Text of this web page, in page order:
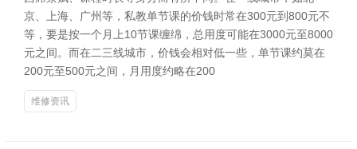
京、上海、广州等，私教单节课的价钱时常在300元到800元不
等，要是按一个月上10节课缠绵，总用度可能在3000元至8000
元之间。而在二三线城市，价钱会相对低一些，单节课约莫在
200元至500元之间，月用度约略在200
维修资讯